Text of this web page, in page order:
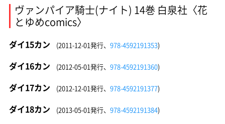
ヴァンパイア騎士(ナイト) 14巻 白泉社〈花
とゆめcomics〉
ダイ15カン (2011-12-01発行、 978-4592191353)
ダイ16カン (2012-05-01発行、 978-4592191360)
ダイ17カン (2012-12-01発行、 978-4592191377)
ダイ18カン (2013-05-01発行、 978-4592191384)